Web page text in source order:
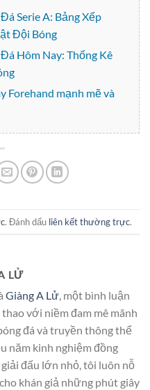
Serie A: Bảng Xếp
Đội Bóng
Hôm Nay: Thống Kê
Forehand mạnh mẽ và
. Đánh dấu liên kết thường trực.
LỬ
Giàng A Lử, một bình luận
với niềm đam mê mãnh
đá và truyền thông thể
năm kinh nghiệm đồng
giải đấu lớn nhỏ, tôi luôn nỗ
khán giả những phút giây